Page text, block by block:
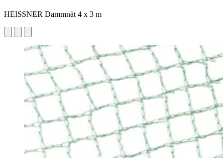
HEISSNER Dammnät 4 x 3 m